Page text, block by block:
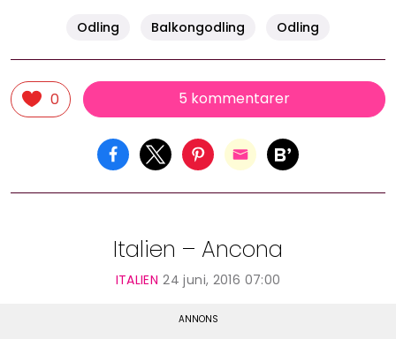
Odling Balkongodling Odling
0 5 kommentarer
Italien – Ancona
ITALIEN 24 juni, 2016 07:00